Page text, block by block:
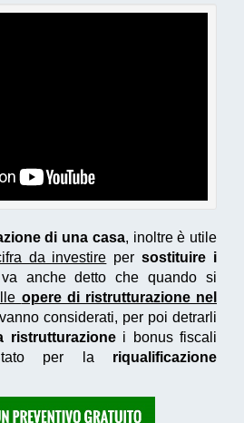
di una casa, inoltre è utile
da investire persostituire i
anche detto che quando si
opere di ristrutturazione nel
considerati, per poi detrarli
ristrutturazionei bonus fiscali
per la riqualificazione